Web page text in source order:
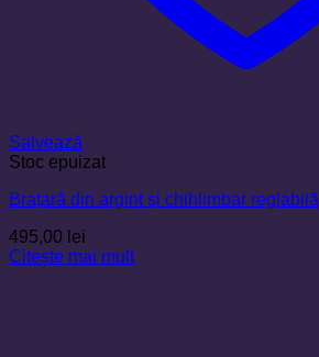
Salvează
Stoc epuizat
Brațară din argint și chihlimbar reglabilă
495,00 lei
Citește mai mult